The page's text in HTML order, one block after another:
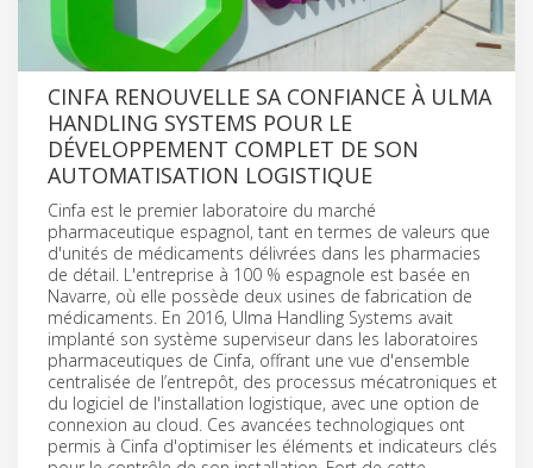
CINFA RENOUVELLE SA CONFIANCE À ULMA
HANDLING SYSTEMS POUR LE
DÉVELOPPEMENT COMPLET DE SON
AUTOMATISATION LOGISTIQUE
Cinfa est le premier laboratoire du marché
pharmaceutique espagnol, tant en termes de valeurs que
d'unités de médicaments délivrées dans les pharmacies
de détail. L'entreprise à 100 % espagnole est basée en
Navarre, où elle possède deux usines de fabrication de
médicaments. En 2016, Ulma Handling Systems avait
implanté son système superviseur dans les laboratoires
pharmaceutiques de Cinfa, offrant une vue d'ensemble
centralisée de l’entrepôt, des processus mécatroniques et
du logiciel de l'installation logistique, avec une option de
connexion au cloud. Ces avancées technologiques ont
permis à Cinfa d'optimiser les éléments et indicateurs clés